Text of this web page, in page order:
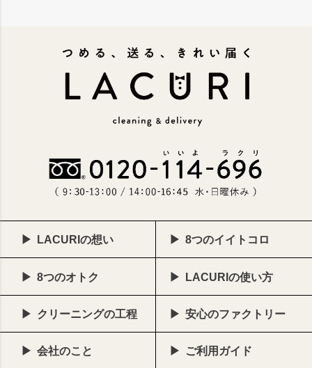
LACURIの想い 8つのイイトコロ
8つのオトク LACURIの使い方
クリーニングの工程 安心のファクトリー
会社のこと ご利用ガイド